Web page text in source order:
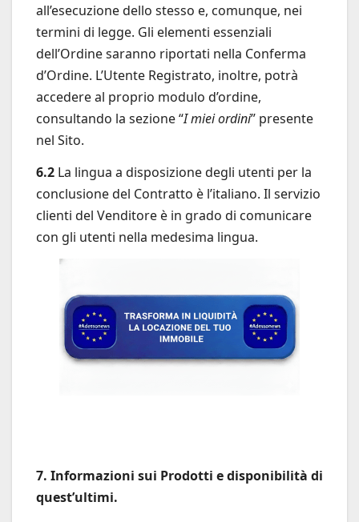
all’esecuzione dello stesso e, comunque, nei
termini di legge. Gli elementi essenziali
dell’Ordine saranno riportati nella Conferma
d’Ordine. L’Utente Registrato, inoltre, potrà
accedere al proprio modulo d’ordine,
consultando la sezione “I miei ordini” presente
nel Sito.
6.2 La lingua a disposizione degli utenti per la
conclusione del Contratto è l’italiano. Il servizio
clienti del Venditore è in grado di comunicare
con gli utenti nella medesima lingua.
7. Informazioni sui Prodotti e disponibilità di
quest’ultimi.